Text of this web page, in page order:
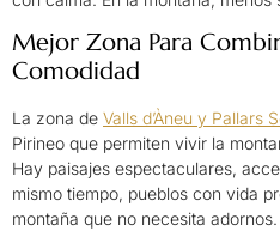
Mejor Zona Para
Comodidad
La zona de Valls d’Àneu y Pallars
Pirineo que permiten vivir la
Hay paisajes espectaculares,
mismo tiempo, pueblos con vida
montaña que no necesita adornos.